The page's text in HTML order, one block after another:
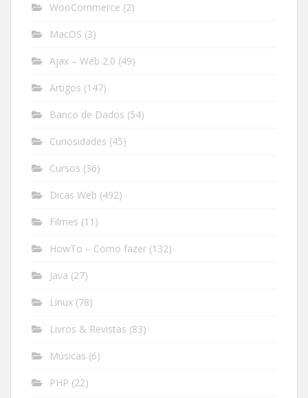
WooCommerce (2)
MacOS (3)
Ajax – Web 2.0 (49)
Artigos (147)
Banco de Dados (54)
Curiosidades (45)
Cursos (36)
Dicas Web (492)
Filmes (11)
HowTo – Como fazer (132)
Java (27)
Linux (78)
Livros & Revistas (83)
Músicas (6)
PHP (22)